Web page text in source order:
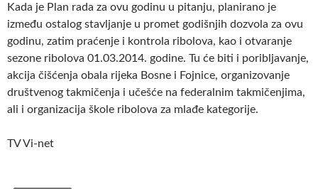
Kada je Plan rada za ovu godinu u pitanju, planirano je
između ostalog stavljanje u promet godišnjih dozvola za ovu
godinu, zatim praćenje i kontrola ribolova, kao i otvaranje
sezone ribolova 01.03.2014. godine. Tu će biti i poribljavanje,
akcija čišćenja obala rijeka Bosne i Fojnice, organizovanje
društvenog takmičenja i učešće na federalnim takmičenjima,
ali i organizacija škole ribolova za mlađe kategorije.
TV Vi-net